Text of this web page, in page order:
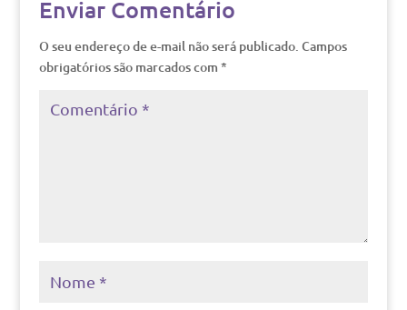
Enviar Comentário
O seu endereço de e-mail não será publicado. Campos
obrigatórios são marcados com *